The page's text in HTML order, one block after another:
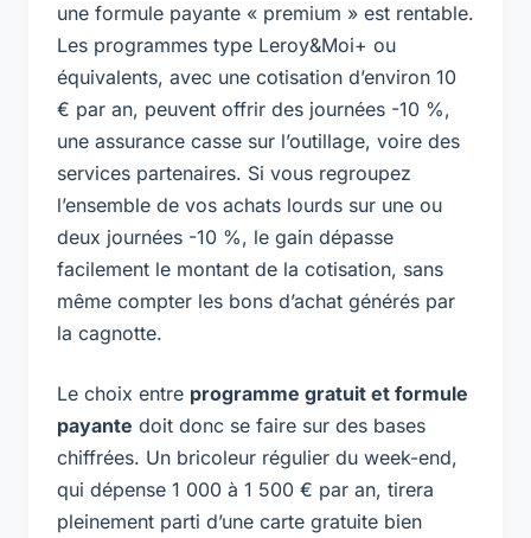
une formule payante « premium » est rentable.
Les programmes type Leroy&Moi+ ou
équivalents, avec une cotisation d’environ 10
€ par an, peuvent offrir des journées -10 %,
une assurance casse sur l’outillage, voire des
services partenaires. Si vous regroupez
l’ensemble de vos achats lourds sur une ou
deux journées -10 %, le gain dépasse
facilement le montant de la cotisation, sans
même compter les bons d’achat générés par
la cagnotte.
Le choix entre programme gratuit et formule
payante doit donc se faire sur des bases
chiffrées. Un bricoleur régulier du week-end,
qui dépense 1 000 à 1 500 € par an, tirera
pleinement parti d’une carte gratuite bien